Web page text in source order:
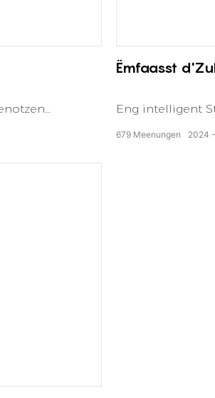
vun der
Energie
a
Ëmfaasst
Eng intelligent
Nohaltegkeet,
2024
679 Meenungen